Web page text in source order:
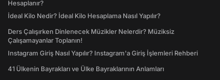
Hesaplanır?
İdeal Kilo Nedir? İdeal Kilo Hesaplama Nasıl Yapılır?
Ders Çalışırken Dinlenecek Müzikler Nelerdir? Müziksiz
Çalışamayanlar Toplanın!
Instagram Giriş Nasıl Yapılır? Instagram'a Giriş İşlemleri Rehberi
41 Ülkenin Bayrakları ve Ülke Bayraklarının Anlamları